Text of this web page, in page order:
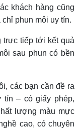
khách hàng cũng
phun môi uy tín.
trực tiếp tới kết quả
sau phun có bền
các bạn cần đề ra
– có giấy phép,
lượng màu mực
cao, có chuyên